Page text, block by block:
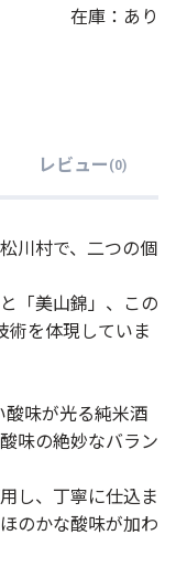
在庫：あり
レビュー (0)
川村で、二つの個
「美山錦」、この
術を体現していま
味が光る純米酒
味の絶妙なバラン
し、丁寧に仕込ま
のかな酸味が加わ